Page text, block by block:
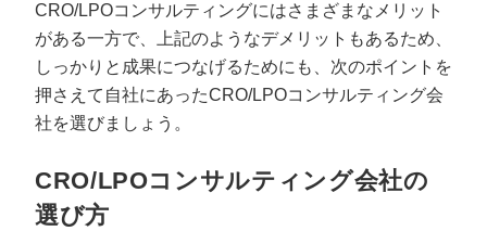
CRO/LPOコンサルティングにはさまざまなメリット
がある一方で、上記のようなデメリットもあるため、
しっかりと成果につなげるためにも、次のポイントを
押さえて自社にあったCRO/LPOコンサルティング会
社を選びましょう。
CRO/LPOコンサルティング会社の
選び方